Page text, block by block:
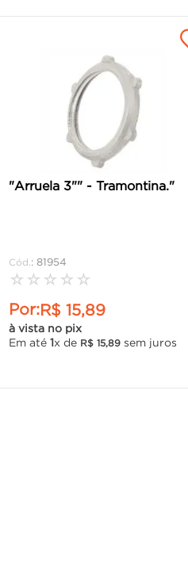
"Arruela 3"" - Tramontina."
:81954
☆ ☆ ☆ ☆ ☆
Por:R$ 15,89
à vista no pix
Em até1x de R$ 15,89 sem juros